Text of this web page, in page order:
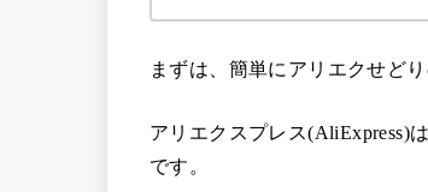
まずは、簡単にアリエクせど
アリエクスプレス(AliExpress)
です。